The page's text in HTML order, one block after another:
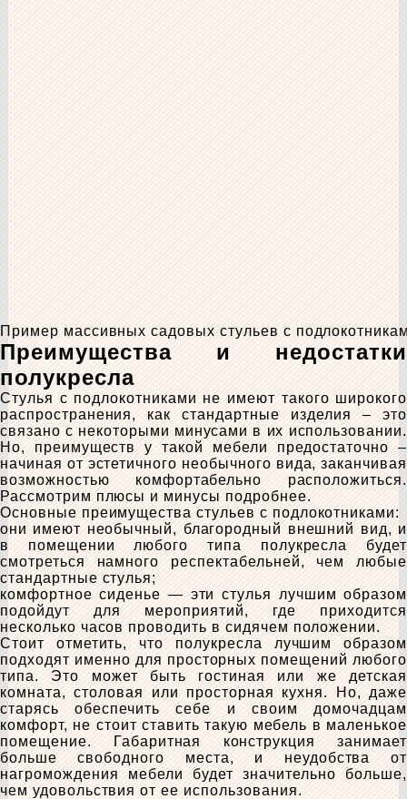
Пример массивных садовых стульев с
Преимущества и недостатки
полукресла
Стулья с подлокотниками не имеют такого широкого
распространения, как стандартные изделия – это
связано с некоторыми минусами в их использовании.
Но, преимуществ у такой мебели предостаточно –
начиная от эстетичного необычного вида, заканчивая
возможностью комфортабельно расположиться.
Рассмотрим плюсы и минусы подробнее.
Основные преимущества стульев с подлокотниками:
они имеют необычный, благородный внешний вид, и
в помещении любого типа полукресла будет
смотреться намного респектабельней, чем любые
стандартные стулья;
комфортное сиденье — эти стулья лучшим образом
подойдут для мероприятий, где приходится
несколько часов проводить в сидячем положении.
Стоит отметить, что полукресла лучшим образом
подходят именно для просторных помещений любого
типа. Это может быть гостиная или же детская
комната, столовая или просторная кухня. Но, даже
старясь обеспечить себе и своим домочадцам
комфорт, не стоит ставить такую мебель в маленькое
помещение. Габаритная конструкция занимает
больше свободного места, и неудобства от
нагромождения мебели будет значительно больше,
чем удовольствия от ее использования.